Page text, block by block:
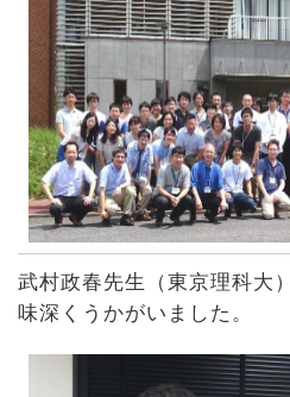
武村政春先生（東京理科大
味深くうかがいました。